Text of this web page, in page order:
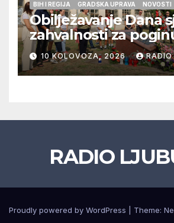
BIH I REGIJA GRADSKA UPRAVA NOVOSTI
Obilježavanje Dana
zahvalnosti za
ljubuške branitelje u
u petak 14.kolovoza
10 KOLOVOZA, 2026
RADIO
Proudly powered by WordPress Theme: